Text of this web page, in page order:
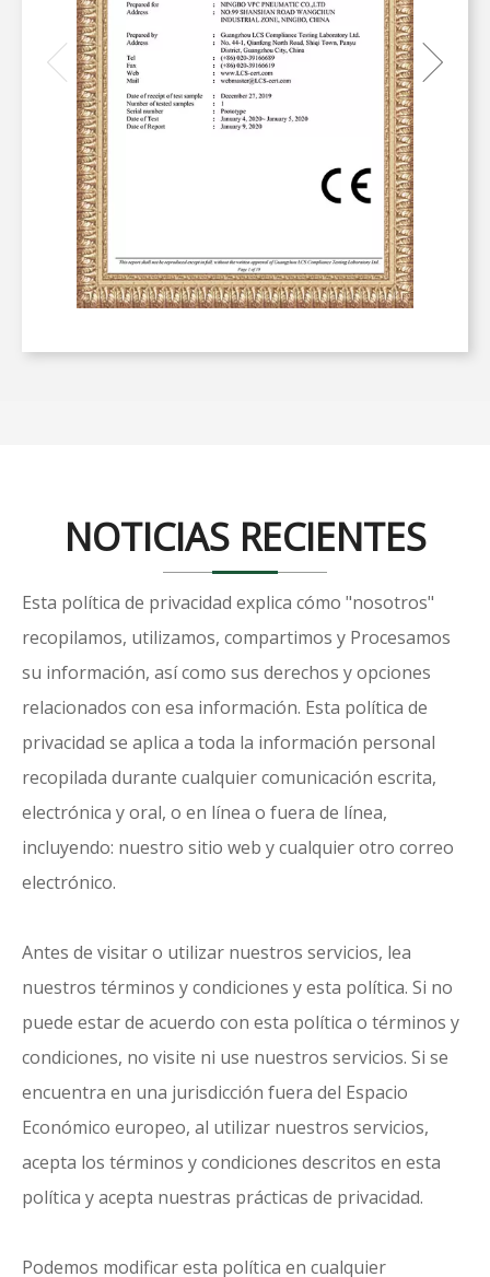
NOTICIAS RECIENTES
Esta política de privacidad explica cómo "nosotros"
recopilamos, utilizamos, compartimos y Procesamos
su información, así como sus derechos y opciones
relacionados con esa información. Esta política de
privacidad se aplica a toda la información personal
recopilada durante cualquier comunicación escrita,
electrónica y oral, o en línea o fuera de línea,
incluyendo: nuestro sitio web y cualquier otro correo
electrónico.
Antes de visitar o utilizar nuestros servicios, lea
nuestros términos y condiciones y esta política. Si no
puede estar de acuerdo con esta política o términos y
condiciones, no visite ni use nuestros servicios. Si se
encuentra en una jurisdicción fuera del Espacio
Económico europeo, al utilizar nuestros servicios,
acepta los términos y condiciones descritos en esta
política y acepta nuestras prácticas de privacidad.
Podemos modificar esta política en cualquier